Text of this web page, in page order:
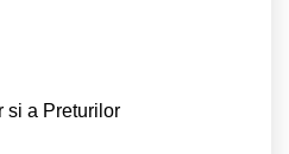
si a Preturilor